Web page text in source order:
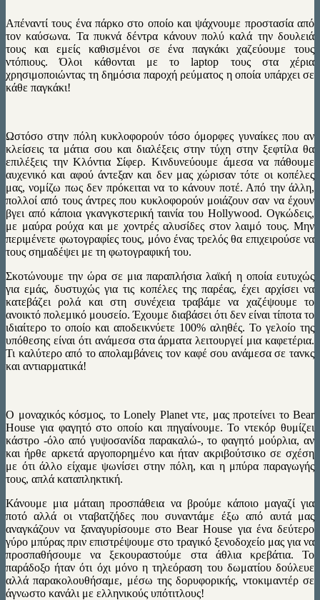
Απέναντί τους ένα πάρκο στο οποίο και ψάχνουμε προστασία από
τον καύσωνα. Τα πυκνά δέντρα κάνουν πολύ καλά την δουλειά
τους και εμείς καθισμένοι σε ένα παγκάκι χαζεύουμε τους
ντόπιους. Όλοι κάθονται με το laptop τους στα χέρια
χρησιμοποιώντας τη δημόσια παροχή ρεύματος η οποία υπάρχει σε
κάθε παγκάκι!
Ωστόσο στην πόλη κυκλοφορούν τόσο όμορφες γυναίκες που αν
κλείσεις τα μάτια σου και διαλέξεις στην τύχη στην ξεφτίλα θα
επιλέξεις την Κλόντια Σίφερ. Κινδυνεύουμε άμεσα να πάθουμε
αυχενικό και αφού άντεξαν και δεν μας χώρισαν τότε οι κοπέλες
μας, νομίζω πως δεν πρόκειται να το κάνουν ποτέ. Από την άλλη,
πολλοί από τους άντρες που κυκλοφορούν μοιάζουν σαν να έχουν
βγει από κάποια γκανγκστερική ταινία του Hollywood. Ογκώδεις,
με μαύρα ρούχα και με χοντρές αλυσίδες στον λαιμό τους. Μην
περιμένετε φωτογραφίες τους, μόνο ένας τρελός θα επιχειρούσε να
τους σημαδέψει με τη φωτογραφική του.
Σκοτώνουμε την ώρα σε μια παραπλήσια λαϊκή η οποία ευτυχώς
για εμάς, δυστυχώς για τις κοπέλες της παρέας, έχει αρχίσει να
κατεβάζει ρολά και στη συνέχεια τραβάμε να χαζέψουμε το
ανοικτό πολεμικό μουσείο. Έχουμε διαβάσει ότι δεν είναι τίποτα το
ιδιαίτερο το οποίο και αποδεικνύετε 100% αληθές. Το γελοίο της
υπόθεσης είναι ότι ανάμεσα στα άρματα λειτουργεί μια καφετέρια.
Τι καλύτερο από το απολαμβάνεις τον καφέ σου ανάμεσα σε τανκς
και αντιαρματικά!
Ο μοναχικός κόσμος, το Lonely Planet ντε, μας προτείνει το Bear
House για φαγητό στο οποίο και πηγαίνουμε. Το ντεκόρ θυμίζει
κάστρο -όλο από γυψοσανίδα παρακαλώ-, το φαγητό μούρλια, αν
και ήρθε αρκετά αργοπορημένο και ήταν ακριβούτσικο σε σχέση
με ότι άλλο είχαμε ψωνίσει στην πόλη, και η μπύρα παραγωγής
τους, απλά καταπληκτική.
Κάνουμε μια μάταιη προσπάθεια να βρούμε κάποιο μαγαζί για
ποτό αλλά οι νταβατζήδες που συναντάμε έξω από αυτά μας
αναγκάζουν να ξαναγυρίσουμε στο Bear House για ένα δεύτερο
γύρο μπύρας πριν επιστρέψουμε στο τραγικό ξενοδοχείο μας για να
προσπαθήσουμε να ξεκουραστούμε στα άθλια κρεβάτια. Το
παράδοξο ήταν ότι όχι μόνο η τηλεόραση του δωματίου δούλευε
αλλά παρακολουθήσαμε, μέσω της δορυφορικής, ντοκιμαντέρ σε
άγνωστο κανάλι με ελληνικούς υπότιτλους!